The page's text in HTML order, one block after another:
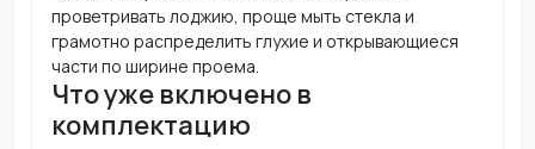
проветривать лоджию, проще мыть стекла и
грамотно распределить глухие и открывающиеся
части по ширине проема.
Что уже включено в
комплектацию